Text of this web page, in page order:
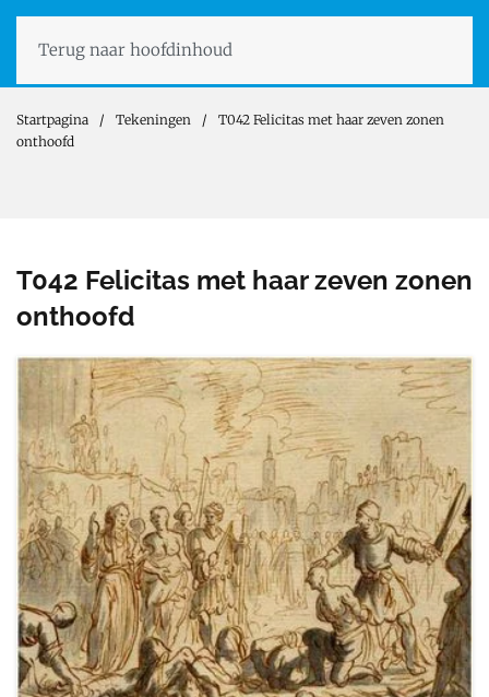
Terug naar hoofdinhoud
Startpagina Tekeningen
T042 Felicitas met haar zeven zonen
onthoofd
T042 Felicitas met haar zeven zonen
onthoofd